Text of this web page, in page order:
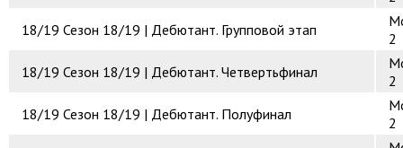
18/19 Сезон 18/19 | Дебютант. Групповой этап
2
18/19 Сезон 18/19 | Дебютант. Четвертьфинал
2
18/19 Сезон 18/19 | Дебютант. Полуфинал
2